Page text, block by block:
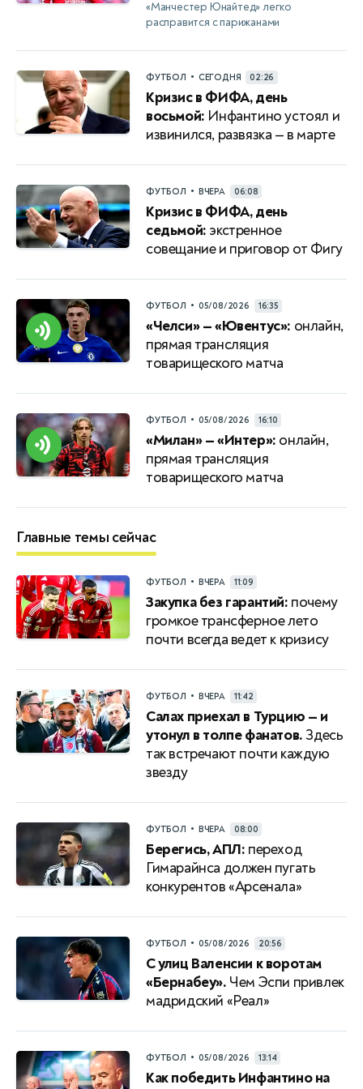
«Манчестер Юнайтед» легко
расправится с парижанами
ФУТБОЛ • СЕГОДНЯ 02:26
Кризис в ФИФА, день
восьмой: Инфантино устоял и
извинился, развязка — в марте
ФУТБОЛ • ВЧЕРА 06:08
Кризис в ФИФА, день
седьмой: экстренное
совещание и приговор от Фигу
ФУТБОЛ • 05/08/2026 16:35
«Челси» — «Ювентус»: онлайн,
прямая трансляция
товарищеского матча
ФУТБОЛ • 05/08/2026 16:10
«Милан» — «Интер»: онлайн,
прямая трансляция
товарищеского матча
Главные темы сейчас
ФУТБОЛ • ВЧЕРА 11:09
Закупка без гарантий: почему
громкое трансферное лето
почти всегда ведет к кризису
ФУТБОЛ • ВЧЕРА 11:42
Салах приехал в Турцию — и
утонул в толпе фанатов.Здесь
так встречают почти каждую
звезду
ФУТБОЛ • ВЧЕРА 08:00
Берегись, АПЛ: переход
Гимарайнса должен пугать
конкурентов «Арсенала»
ФУТБОЛ • 05/08/2026 20:56
С улиц Валенсии к воротам
«Бернабеу». Чем Эспи привлек
мадридский «Реал»
ФУТБОЛ • 05/08/2026 13:14
Как победить Инфантино на